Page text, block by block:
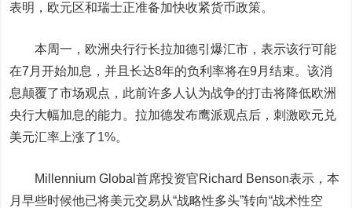
表明，欧元区和瑞士正准备加快收紧货币政策。
本周一，欧洲央行行长拉加德引爆汇市，表示该行可能
在7月开始加息，并且长达8年的负利率将在9月结束。该消
息颠覆了市场观点，此前许多人认为战争的打击将降低欧洲
央行大幅加息的能力。拉加德发布鹰派观点后，刺激欧元兑
美元汇率上涨了1%。
Millennium Global首席投资官Richard Benson表示，本
月早些时候他已将美元交易从“战略性多头”转向“战术性空